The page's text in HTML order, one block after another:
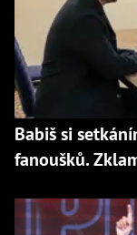
Babiš si
fanoušků.